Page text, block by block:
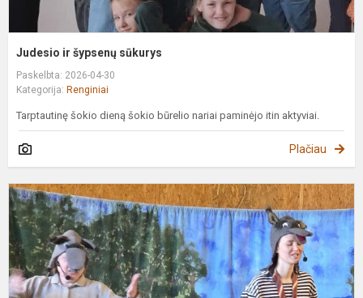
Judesio ir šypsenų sūkurys
Paskelbta: 2026-04-30
Kategorija: Renginiai
Tarptautinę šokio dieną šokio būrelio nariai paminėjo itin aktyviai.
Plačiau